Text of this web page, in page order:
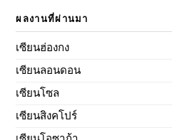
ผลงานที่ผ่านมา
เซียนฮ่องกง
เซียนลอนดอน
เซียนโซล
เซียนสิงคโปร์